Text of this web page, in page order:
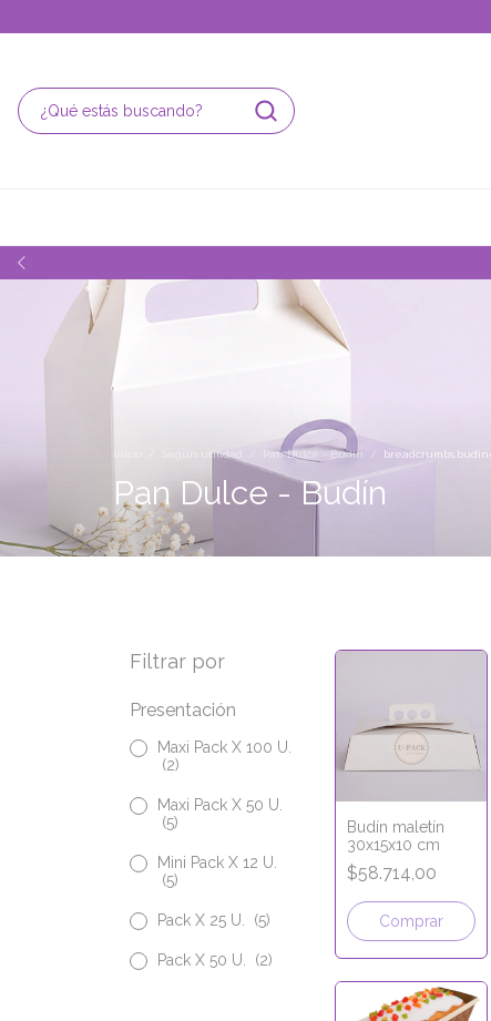
Según utilidad Pan Dulce - Budín /
Pan Dulce - Budín
Filtrar por
Presentación
Maxi Pack X 100 U.
(2)
Maxi Pack X 50 U.
(5)
Mini Pack X 12 U.
(5)
Pack X 25 U. (5)
Pack X 50 U. (2)
Budín maletín
30x15x10 cm
$58.714,00
Comprar